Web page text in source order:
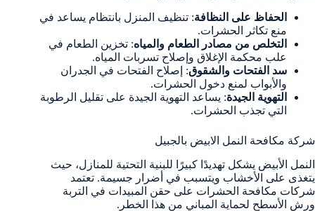
الحفاظ على النظافة: تنظيف المنزل بانتظام يساعد في
منع تكاثر الحشرات.
التخلص من مصادر الطعام والمياه: تخزين الطعام في
علب محكمة الإغلاق وإصلاح تسربات المياه.
سد الفتحات والشقوق: إصلاح الفتحات في الجدران
والأبواب لمنع دخول الحشرات.
التهوية الجيدة: يساعد التهوية الجيدة على تقليل الرطوبة
التي تجذب الحشرات.
شركة مكافحة النمل الابيض بالجبيل
النمل الأبيض يشكل تهديدًا كبيرًا للبنية التحتية للمنازل، حيث
يتغذى على الأخشاب ويتسبب في أضرار جسيمة. تعتمد
شركات مكافحة الحشرات على حقن المبيدات في التربة
ورش الأسطح لحماية المباني من هذا الخطر.